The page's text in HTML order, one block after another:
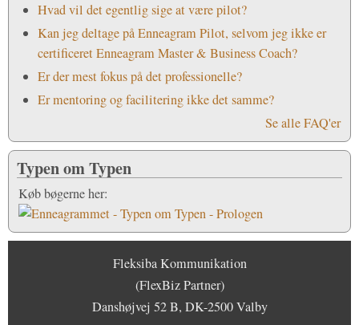
Hvad vil det egentlig sige at være pilot?
Kan jeg deltage på Enneagram Pilot, selvom jeg ikke er
certificeret Enneagram Master & Business Coach?
Er der mest fokus på det professionelle?
Er mentoring og facilitering ikke det samme?
Se alle FAQ'er
Typen om Typen
Køb bøgerne her:
Fleksiba Kommunikation
(FlexBiz Partner)
Danshøjvej 52 B, DK-2500 Valby